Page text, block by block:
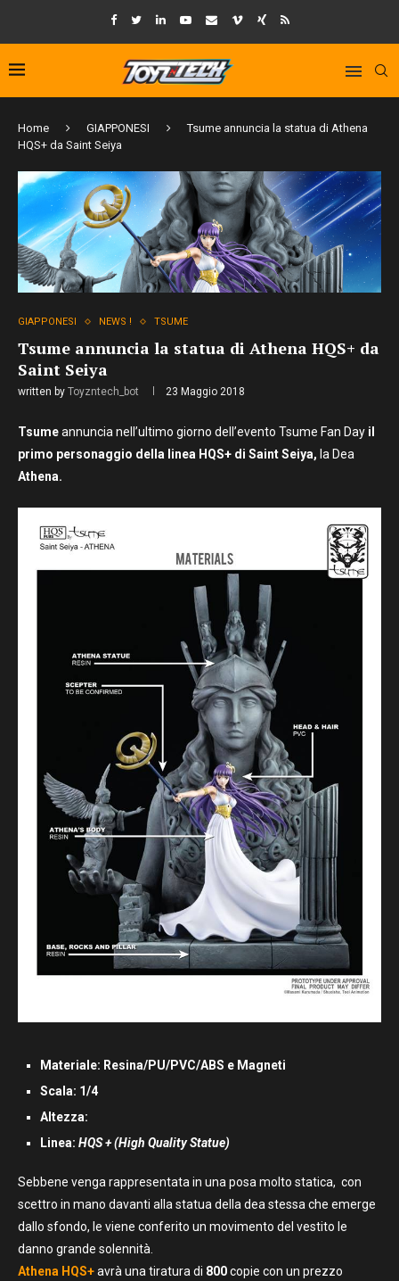
Home GIAPPONESI
Tsume annuncia la statua di Athena
HQS+ da Saint Seiya
GIAPPONESI NEWS ! TSUME
Tsume annuncia la statua di Athena HQS+ da
Saint Seiya
written by Toyzntech_bot 23 Maggio 2018
Tsumeannuncia nell’ultimo giorno dell’evento Tsume Fan Day il
primo personaggio della linea HQS+ di Saint Seiya, la Dea
Athena.
Materiale: Resina/PU/PVC/ABS e Magneti
Scala: 1/4
Altezza:
Linea: HQS + (High Quality Statue)
Sebbene venga rappresentata in una posa molto statica, con
scettro in mano davanti alla statua della dea stessa che emerge
dallo sfondo, le viene conferito un movimento del vestito le
danno grande solennità.
Athena HQS+avrà una tiratura di 800copie con un prezzo